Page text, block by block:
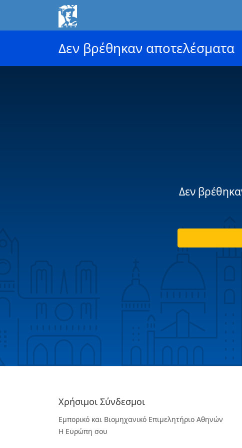
Δεν βρέθηκαν αποτελέσματα
Δεν
Χρήσιμοι Σύνδεσμοι
Εμπορικό και Βιομηχανικό Επιμελητήριο Αθηνών
Η Ευρώπη σου